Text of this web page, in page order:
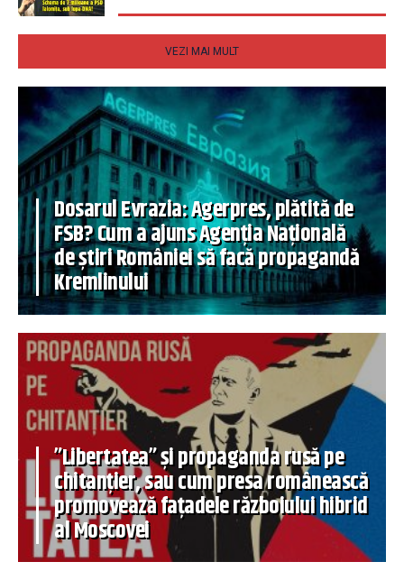
VEZI MAI MULT
Dosarul Evrazia: Agerpres, plătită de
FSB? Cum a ajuns Agenția Națională
de știri României să facă propagandă
Kremlinului
”Libertatea” și propaganda rusă pe
chitanțier, sau cum presa românească
promovează fațadele războiului hibrid
al Moscovei